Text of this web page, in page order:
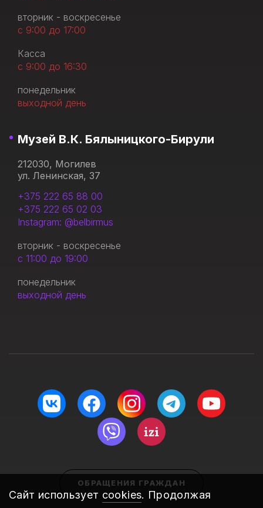
Сайт использует cookies. Продолжая
вторник - воскресенье
с 9:00 до 17:00
Касса
с 9:00 до 16:30
понедельник
выходной день
Музей В.К. Бялыницкого-Бирули
212030, Могилев
ул. Ленинская, 37
+375 222 65 88 00
+375 222 65 02 03
Instagram: @belbirmus
вторник - воскресенье
с 11:00 до 19:00
понедельник
выходной день
ОБРАЩЕНИЯ ГРАЖДАН